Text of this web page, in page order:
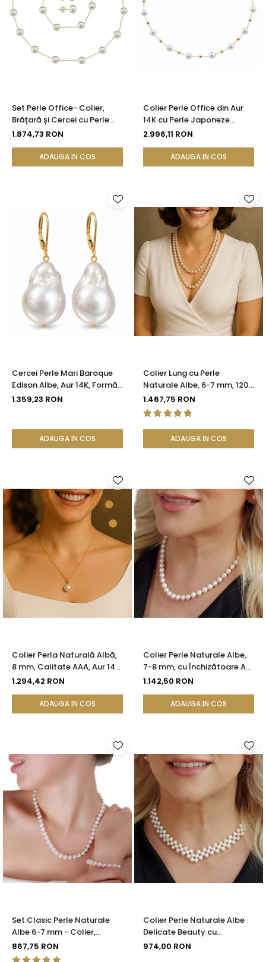
Set Perle Office- Colier,
Brățară și Cercei cu Perle
Naturale Albe 4-5 mm, Aur
KASKADDA®
1.874,73 RON
ADAUGA IN COS
Colier Perle Office din Aur
14K cu Perle Japoneze
Akoya 5,5 mm și Bile de Aur |
2.996,11 RON
ADAUGA IN COS
Cercei Perle Mari Baroque
Edison Albe, Aur 14K, Formă
Organică | KASKADDA®
1.359,23 RON
ADAUGA IN COS
Colier Lung cu Perle
Naturale Albe, 6-7 mm, 120
cm, Închizătoare Argint 925
| KASKADDA®
1.467,75 RON
ADAUGA IN COS
Colier Perla Naturală Albă,
8 mm, Calitate AAA, Aur 14K
(aur 585) | KASKADDA®
1.294,42 RON
ADAUGA IN COS
Colier Perle Naturale Albe,
7-8 mm, cu Închizătoare Aur
14K (aur 585) | KASKADDA®
1.142,50 RON
ADAUGA IN COS
Set Clasic Perle Naturale
Albe 6-7 mm - Colier,
Brățară și Cercei, Argint 925
| KASKADDA®
867,75 RON
Colier Perle Naturale Albe
Delicate Beauty cu
Închizătoare Argint |
974,00 RON